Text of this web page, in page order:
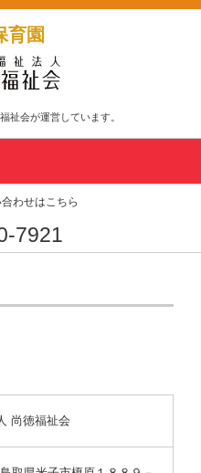
育園
祉会が運営しています。
わせはこちら
7921
尚徳福祉会